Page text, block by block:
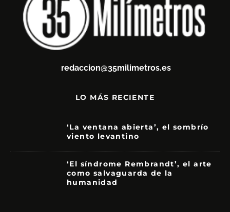
redaccion@35milimetros.es
LO MÁS RECIENTE
‘La ventana abierta’, el sombrío
viento levantino
‘El síndrome Rembrandt’, el arte
como salvaguarda de la
humanidad